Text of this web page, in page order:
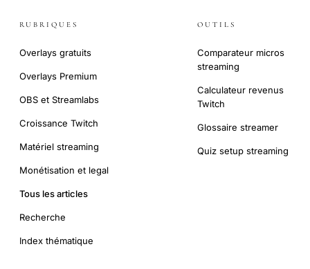
RUBRIQUES
Overlays gratuits
Overlays Premium
OBS et Streamlabs
Croissance Twitch
Matériel streaming
Monétisation et legal
Tous les articles
Recherche
Index thématique
OUTILS
Comparateur micros
streaming
Calculateur revenus
Twitch
Glossaire streamer
Quiz setup streaming